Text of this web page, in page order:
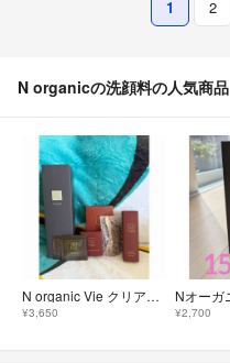
1 2
N organicの洗顔料の人気商品
N organic Vie クリアホイップ フォーム/ローション/クリーム/他
¥3,650 ¥2,700